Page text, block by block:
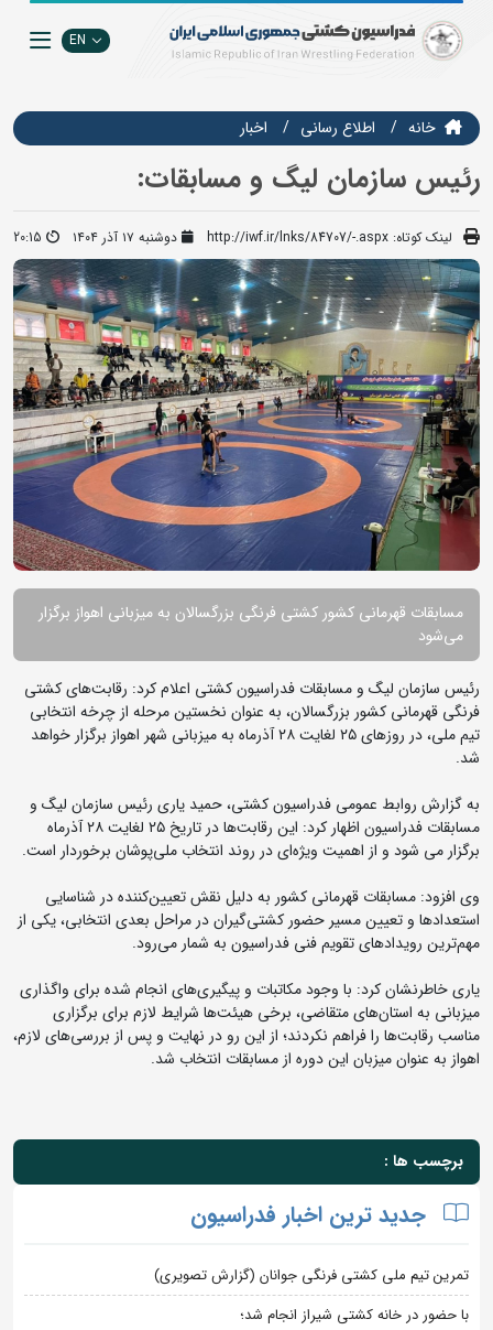
EN
خانه اطلاع رسانی اخبار
رئیس سازمان لیگ و مسابقات:
لینک کوتاه: http://iwf.ir/lnks/84707/-.aspx دوشنبه ۱۷ آذر ۱۴۰۴ 20:15
مسابقات قهرمانی کشور کشتی فرنگی بزرگسالان به میزبانی اهواز برگزار
می‌شود
رئیس سازمان لیگ و مسابقات فدراسیون کشتی اعلام کرد: رقابت‌های کشتی
فرنگی قهرمانی کشور بزرگسالان، به عنوان نخستین مرحله از چرخه انتخابی
تیم ملی، در روزهای ۲۵ لغایت ۲۸ آذرماه به میزبانی شهر اهواز برگزار خواهد
شد.
به گزارش روابط عمومی فدراسیون کشتی، حمید یاری رئیس سازمان لیگ و
مسابقات فدراسیون اظهار کرد: این رقابت‌ها در تاریخ ۲۵ لغایت ۲۸ آذرماه
برگزار می شود و از اهمیت ویژه‌ای در روند انتخاب ملی‌پوشان برخوردار است.
وی افزود: مسابقات قهرمانی کشور به دلیل نقش تعیین‌کننده در شناسایی
استعدادها و تعیین مسیر حضور کشتی‌گیران در مراحل بعدی انتخابی، یکی از
مهم‌ترین رویدادهای تقویم فنی فدراسیون به شمار می‌رود.
یاری خاطرنشان کرد: با وجود مکاتبات و پیگیری‌های انجام‌ شده برای واگذاری
میزبانی به استان‌های متقاضی، برخی هیئت‌ها شرایط لازم برای برگزاری
مناسب رقابت‌ها را فراهم نکردند؛ از این رو در نهایت و پس از بررسی‌های لازم،
اهواز به عنوان میزبان این دوره از مسابقات انتخاب شد.
برچسب ها :
جدید ترین اخبار فدراسیون
تمرین تیم ملی کشتی فرنگی جوانان (گزارش تصویری)
با حضور در خانه کشتی شیراز انجام شد؛